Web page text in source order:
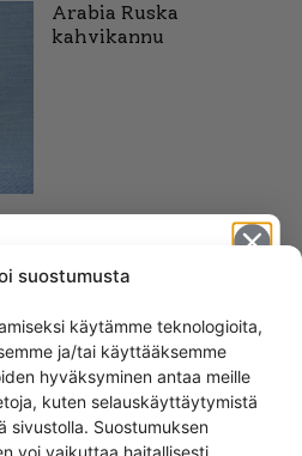
suostumusta
käytämme teknologioita,
ja/tai käyttääksemme
hyväksyminen antaa meille
kuten selauskäyttäytymistä
sivustolla. Suostumuksen
voi vaikuttaa haitallisesti
Arabia Ruska
kahvikannu
kannellinen keittokulho
-5%
off?